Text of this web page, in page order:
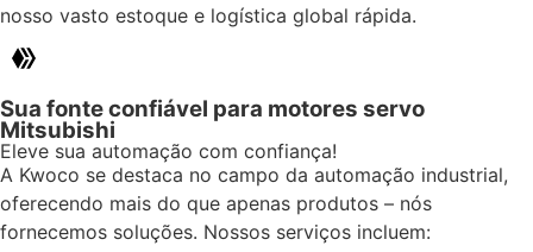
nosso vasto estoque e logística global rápida.
Sua fonte confiável para motores servo
Mitsubishi
Eleve sua automação com confiança!
A Kwoco se destaca no campo da automação industrial,
oferecendo mais do que apenas produtos – nós
fornecemos soluções. Nossos serviços incluem: